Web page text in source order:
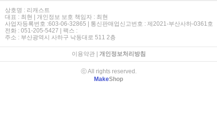
상호명 : 리캐스트
대표 : 최현 | 개인정보 보호 책임자 : 최현
사업자등록번호 :603-06-32865 | 통신판매업신고번호 : 제2021-부산사하-0361호
전화 : 051-205-5427 | 팩스 :
주소 : 부산광역시 사하구 낙동대로 511 2층
이용약관| 개인정보처리방침
ⓒ All rights reserved.
MakeShop